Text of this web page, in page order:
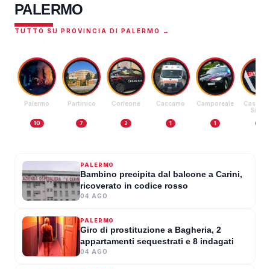
PALERMO
TUTTO SU PROVINCIA DI PALERMO →
Palermo
10
Partinico
7
Corleone
2
Caccamo
1
Camporeale
1
Sicula
Anziana rapinata in casa a
Misilmeri, i ladri entrano
arrampicandosi sulle tubature
GIOVANNA VENEZIA
PALERMO
Bambino precipita dal balcone a Carini,
ricoverato in codice rosso
04 AGO
PALERMO
Giro di prostituzione a Bagheria, 2
appartamenti sequestrati e 8 indagati
04 AGO